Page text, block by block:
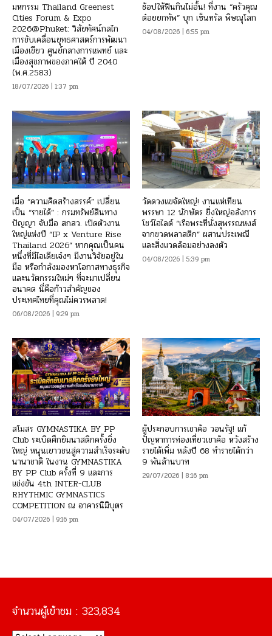
มหกรรม Thailand Greenest
Cities Forum & Expo
2026@Phuket: วิสัยทัศน์กลไก
การขับเคลื่อนยุทธศาสตร์การพัฒนา
เมืองเขียว ศูนย์กลางการแพทย์ และ
เมืองสุขภาพของภาคใต้ ปี 2040
(พ.ศ.2583)
18/07/2026 | 1:37 pm
ช้อปให้ฟินกินไม่อั้น! ที่งาน “ครัวคุณ
ต๋อยยกทัพ” บุก เซ็นทรัล พิษณุโลก
04/08/2026 | 6:55 pm
เมื่อ “ความคิดสร้างสรรค์” เปลี่ยน
เป็น “รายได้” : กรมทรัพย์สินทาง
ปัญญา จับมือ สกสว. เปิดตัวงาน
ใหญ่แห่งปี “IP x Venture Rise
Thailand 2026” หากคุณเป็นคน
หนึ่งที่มีไอเดียเจ๋งๆ มีงานวิจัยอยู่ใน
มือ หรือกำลังมองหาโอกาสทางธุรกิจ
และนวัตกรรมใหม่ๆ ที่จะมาเปลี่ยน
อนาคต นี่คือก้าวสำคัญของ
ประเทศไทยที่คุณไม่ควรพลาด!
06/08/2026 | 9:29 pm
วัดดวงแขจัดใหญ่! งานแห่เทียน
พรรษา 12 นักษัตร ยิ่งใหญ่อลังการ
โชว์ไฮไลต์ “เรือพระที่นั่งสุพรรณหงส์
จากขวดพลาสติก” ผสานประเพณี
และสิ่งแวดล้อมอย่างลงตัว
04/08/2026 | 5:39 pm
สโมสร GYMNASTIKA BY PP
Club ระเบิดศึกยิมนาสติกครั้งยิ่ง
ใหญ่ หนุนเยาวชนสู่ความสำเร็จระดับ
นานาชาติ ในงาน GYMNASTIKA
BY PP Club ครั้งที่ 9 และการ
แข่งขัน 4th INTER-CLUB
RHYTHMIC GYMNASTICS
COMPETITION ณ อาคารนิมิบุตร
04/07/2026 | 9:16 pm
ผู้ประกอบการเขาค้อ วอนรัฐ! แก้
ปัญหาการท่องเที่ยวเขาค้อ หวังสร้าง
รายได้เพิ่ม หลังปี 68 ทำรายได้กว่า
9 พันล้านบาท
29/07/2026 | 8:16 pm
จำนวนผู้เข้าชม : 323,834